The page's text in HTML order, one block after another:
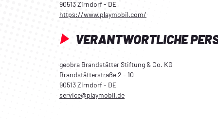
90513 Zirndorf - DE
https://www.playmobil.com/
VERANTWORTLICHE
geobra Brandstätter Stiftung & Co. KG
Brandstätterstraße 2 - 10
90513 Zirndorf - DE
service@playmobil.de